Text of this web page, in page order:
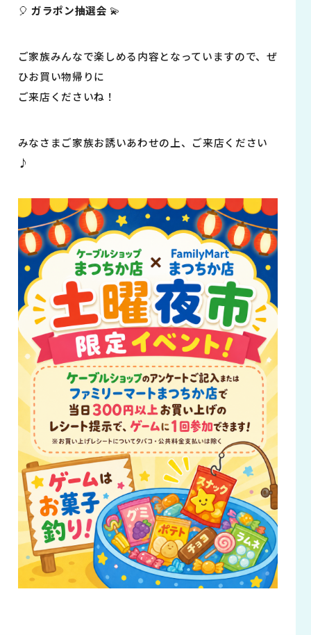
🎈 ガラポン抽選会 💫
ご家族みんなで楽しめる内容となっていますので、ぜ
ひお買い物帰りに
ご来店くださいね！
みなさまご家族お誘いあわせの上、ご来店ください
♪